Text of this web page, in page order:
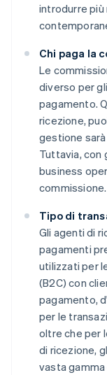
introdurre
Chi paga la
Le
diverso per
pagamento.
ricezione,
gestione
Tuttavia, con
business
commissione.
Tipo di
Gli agenti di
pagamenti
utilizzati per
(B2C) con
pagamento,
per le
oltre che per
di ricezione,
vasta gamma